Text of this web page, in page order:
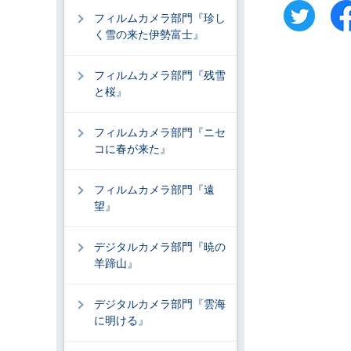
フィルムカメラ部門『珍し
く雪の来た伊勢富士』
フィルムカメラ部門『残雪
と桜』
フィルムカメラ部門『ニセ
コに春が来た』
フィルムカメラ部門『遠
望』
デジタルカメラ部門『暁の
羊蹄山』
デジタルカメラ部門『雲海
に明ける』